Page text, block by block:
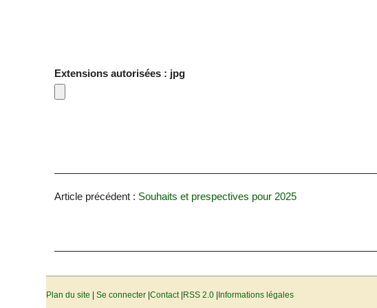
Extensions autorisées : jpg
Article précédent : Souhaits et prespectives pour 2025
Plan du site |Se connecter |Contact| RSS 2.0 Informations légales